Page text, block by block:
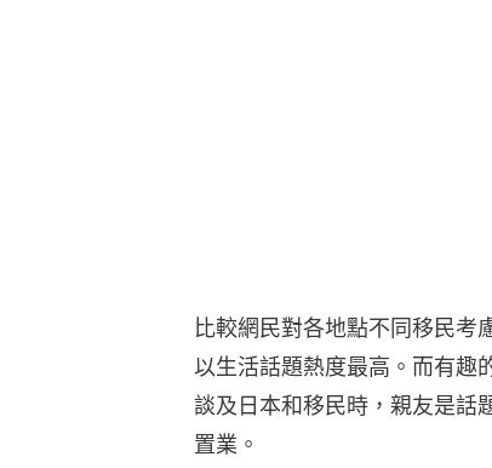
比較網民對各地點不同移民考
以生活話題熱度最高。而有趣
談及日本和移民時，親友是話
置業。